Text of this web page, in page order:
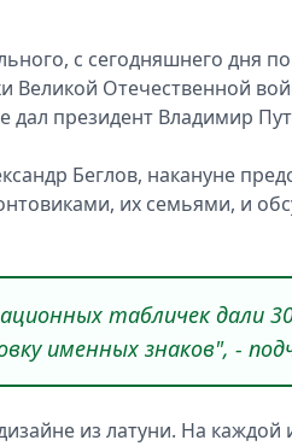
с сегодняшнего дня
Великой Отечественной
дал президент Владимир
Беглов, накануне
их семьями, и
табличек дали
именных знаков", -
из латуни. На каждой